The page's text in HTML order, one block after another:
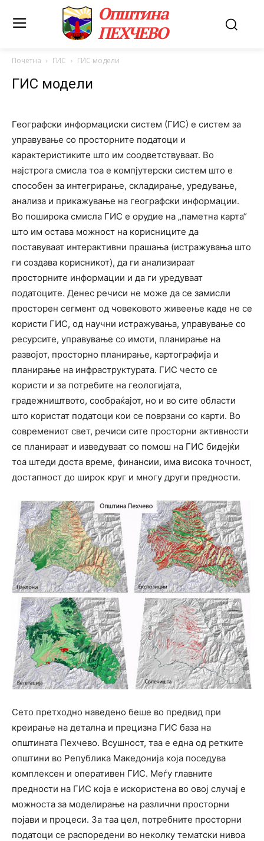
Општина
ПЕХЧЕВО
Почетна ГИС ГИС модели
ГИС модели
Географски информациски систем (ГИС) е систем за
управување со просторните податоци и
карактеристиките што им соодветствуваат. Во
најстрога смисла тоа е компјутерски систем што е
способен за интегрирање, складирање, уредување,
анализа и прикажување на географски информации.
Во поширока смисла ГИС е орудие на „паметна карта“
што им остава можност на корисниците да
поставуваат интерактивни прашања (истражувања што
ги создава корисникот), да ги анализираат
просторните информации и да ги уредуваат
податоците. Денес речиси не може да се замисли
просторен сегмент од човековото живеење каде не се
користи ГИС, од научни истражувања, управување со
ресурсите, управување со имоти, планирање на
развојот, просторно планирање, картографија и
планирање на инфраструктурата. ГИС често се
користи и за потребите на геологијата,
градежништвото, сообраќајот, но и во сите области
што користат податоци кои се поврзани со карти. Во
современиот свет, речиси сите просторни активности
се планираат и изведуваат со помош на ГИС бидејќи
тоа штеди доста време, финансии, има висока точност,
достапност до широк круг и многу други предности.
Сето претходно наведено беше во предвид при
креирање на детална и прецизна ГИС база на
општината Пехчево. Всушност, таа е една од ретките
општини во Република Македонија која поседува
комплексен и оперативен ГИС. Меѓу главните
предности на ГИС која е искористена во овој случај е
можноста за моделирање на различни просторни
појави и процеси. За таа цел, потребните просторни
податоци се распоредени во неколку тематски нивоа